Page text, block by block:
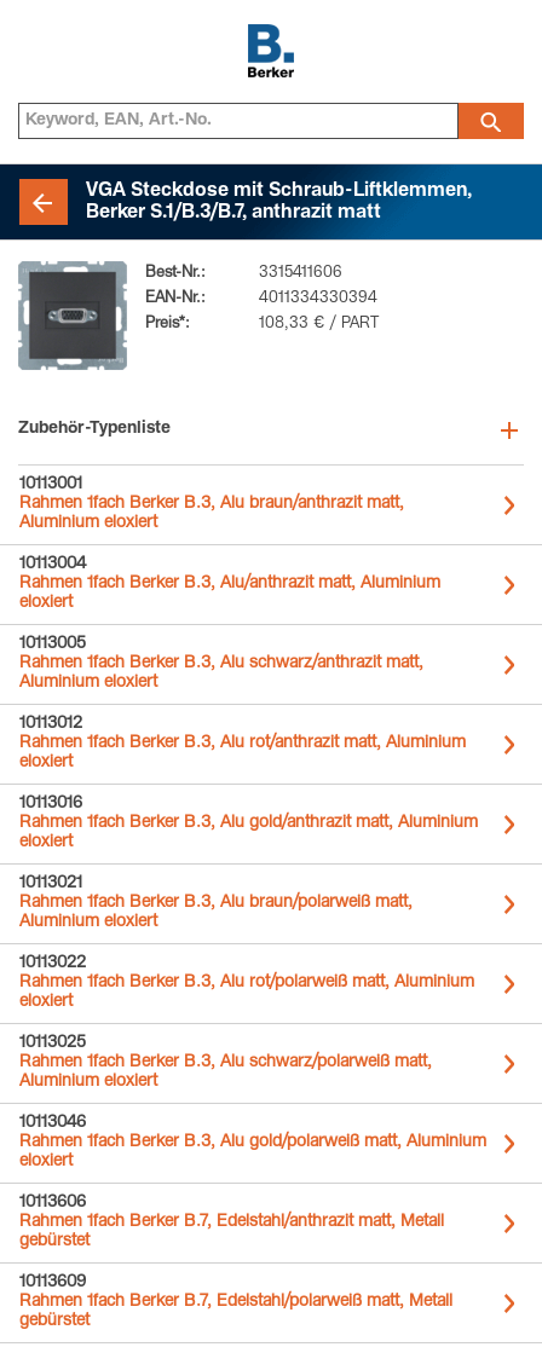
VGA Steckdose mit Schraub-Liftklemmen,
Berker S.1/B.3/B.7, anthrazit matt
Best-Nr.:
3315411606
EAN-Nr.:
4011334330394
Preis*:
108,33 € / PART
Zubehör-Typenliste
10113001
Rahmen 1fach Berker B.3, Alu braun/anthrazit matt,
Aluminium eloxiert
10113004
Rahmen 1fach Berker B.3, Alu/anthrazit matt, Aluminium
eloxiert
10113005
Rahmen 1fach Berker B.3, Alu schwarz/anthrazit matt,
Aluminium eloxiert
10113012
Rahmen 1fach Berker B.3, Alu rot/anthrazit matt, Aluminium
eloxiert
10113016
Rahmen 1fach Berker B.3, Alu gold/anthrazit matt, Aluminium
eloxiert
10113021
Rahmen 1fach Berker B.3, Alu braun/polarweiß matt,
Aluminium eloxiert
10113022
Rahmen 1fach Berker B.3, Alu rot/polarweiß matt, Aluminium
eloxiert
10113025
Rahmen 1fach Berker B.3, Alu schwarz/polarweiß matt,
Aluminium eloxiert
10113046
Rahmen 1fach Berker B.3, Alu gold/polarweiß matt, Aluminium
eloxiert
10113606
Rahmen 1fach Berker B.7, Edelstahl/anthrazit matt, Metall
gebürstet
10113609
Rahmen 1fach Berker B.7, Edelstahl/polarweiß matt, Metall
gebürstet